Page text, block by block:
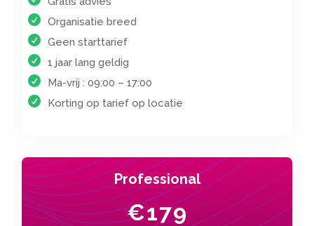
Organisatie breed
Geen starttarief
1 jaar lang geldig
Ma-vrij : 09:00 – 17:00
Korting op tarief op locatie
Professional
€179